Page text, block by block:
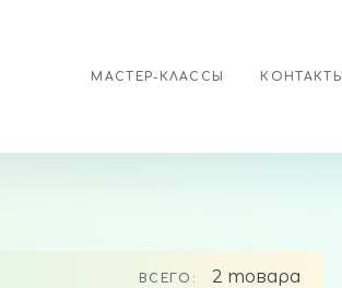
МАСТЕР-КЛАССЫ КОНТАКТЫ
ВСЕГО: 2 товара